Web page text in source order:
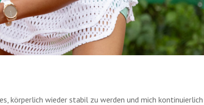
körperlich wieder stabil zu werden und mich